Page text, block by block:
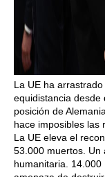
La UE ha
equidistancia desde
posición de
hace imposibles las
La UE eleva el
53.000 muertos. Un
humanitaria.